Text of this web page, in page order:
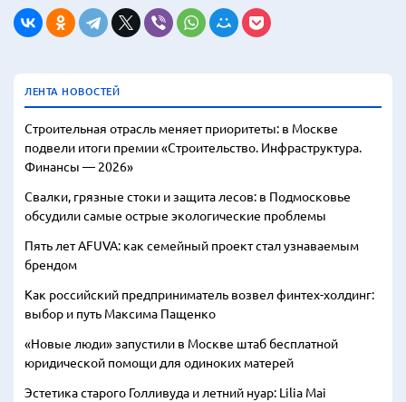
ЛЕНТА НОВОСТЕЙ
Строительная отрасль меняет приоритеты: в Москве
подвели итоги премии «Строительство. Инфраструктура.
Финансы — 2026»
Свалки, грязные стоки и защита лесов: в Подмосковье
обсудили самые острые экологические проблемы
Пять лет AFUVA: как семейный проект стал узнаваемым
брендом
Как российский предприниматель возвел финтех-холдинг:
выбор и путь Максима Пащенко
«Новые люди» запустили в Москве штаб бесплатной
юридической помощи для одиноких матерей
Эстетика старого Голливуда и летний нуар: Lilia Mai